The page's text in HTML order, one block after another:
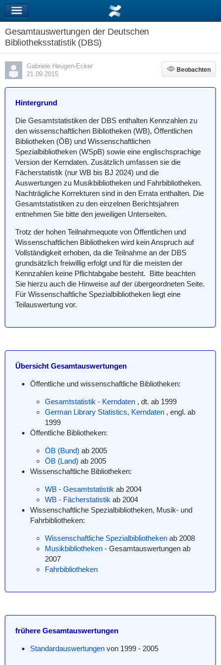
Gesamtauswertungen der Deutschen
Bibliotheksstatistik (DBS)
Gabriele Heugen-Ecker
21.09.2015
Beobachten
Beobachten
Hintergrund
Die Gesamtstatistiken der DBS enthalten Kennzahlen zu
den wissenschaftlichen Bibliotheken (WB), Öffentlichen
Bibliotheken (ÖB) und Wissenschaftlichen
Spezialbibliotheken (WSpB) sowie eine englischsprachige
Version der Kerndaten. Zusätzlich umfassen sie die
Fächerstatistik (nur WB bis BJ 2024) und die
Auswertungen zu Musikbibliotheken und Fahrbibliotheken.
Nachträgliche Korrekturen sind in den Errata enthalten. Die
Gesamtstatistiken zu den einzelnen Berichtsjahren
entnehmen Sie bitte den jeweiligen Unterseiten.
Trotz der hohen Teilnahmequote von Öffentlichen und
Wissenschaftlichen Bibliotheken wird kein Anspruch auf
Vollständigkeit erhoben, da die Teilnahme an der DBS
grundsätzlich freiwillig erfolgt und für die meisten der
Kennzahlen keine Pflichtabgabe besteht. Bitte beachten
Sie hierzu auch die Hinweise auf der übergeordneten Seite.
Für Wissenschaftliche Spezialbibliotheken liegt eine
Teilauswertung vor.
Übersicht Gesamtauswertungen
Öffentliche und wissenschaftliche Bibliotheken:
Gesamtstatistik - Kerndaten, dt. ab 1999
German Library Statistics, Kerndaten, engl. ab
1999
Öffentliche Bibliotheken:
ÖB (Bund) ab 2005
ÖB (Land) ab 2005
Wissenschaftliche Bibliotheken:
WB - Gesamtstatistik ab 2004
WB - Fächerstatistik ab 2004
Wissenschaftliche Spezialbibliotheken, Musik- und
Fahrbibliotheken:
Wissenschaftliche Spezialbibliothekenab 2008
Musikbibliotheken- Gesamtauswertungen ab
2007
Fahrbibliotheken
frühere Gesamtauswertungen
Standardauswertungenvon 1999 - 2005